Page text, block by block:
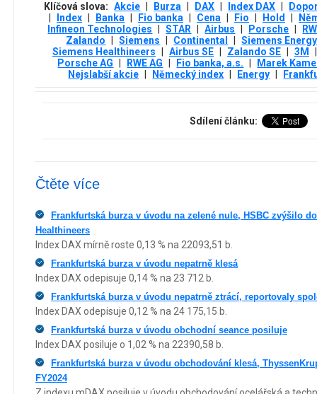
Klíčová slova: Akcie Burza DAX Index DAX
Index Banka Fio banka Cena Fio Hold
Infineon Technologies
STAR Airbus Porsche
Zalando
Siemens Continental
Siemens Energy
Siemens Healthineers
Airbus SE Zalando SE 3М
Porsche AG
RWE AG Fio banka, a.s.
Marek
Nejslabší akcie
Německý index Energy
Sdílení článku:
Čtěte více
Frankfurtská burza v úvodu na zelené nule, HSBC zvýšilo
Healthineers
Index DAX mírně roste 0,13 % na 22093,51 b.
Frankfurtská burza v úvodu nepatrně klesá
Index DAX odepisuje 0,14 % na 23 712 b.
Frankfurtská burza v úvodu nepatrně ztrácí, reportovaly
Index DAX odepisuje 0,12 % na 24 175,15 b.
Frankfurtská burza v úvodu obchodní seance posiluje
Index DAX posiluje o 1,02 % na 22390,58 b.
Frankfurtská burza v úvodu obchodování klesá,
FY2024